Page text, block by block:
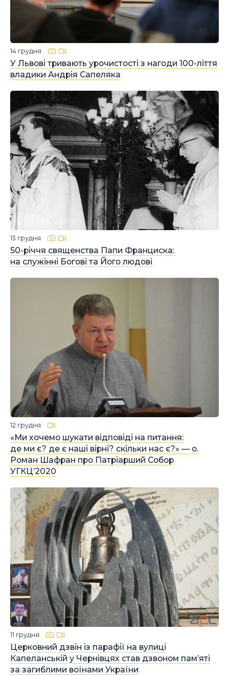
У Львові тривають урочистості з нагоди 100-ліття
владики Андрія Сапеляка
14 грудня
50-річчя священства Папи Франциска:
на служінні Богові та Його людові
13 грудня
«Ми хочемо шукати відповіді на питання:
де ми є? де є наші вірні? скільки нас є?» — о.
Роман Шафран про Патріарший Собор
УГКЦ’2020
12 грудня
Церковний дзвін із парафії на вулиці
Капеланській у Чернівцях став дзвоном пам’яті
за загиблими воїнами України
11 грудня